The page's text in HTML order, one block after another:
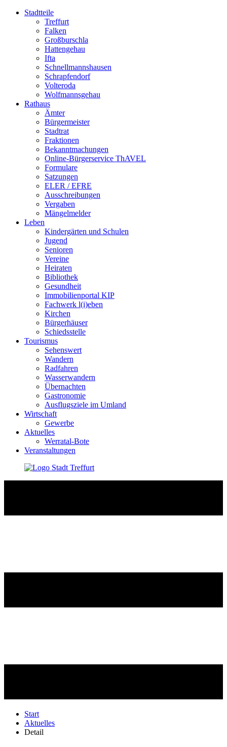
Stadtteile
Treffurt
Falken
Großburschla
Hattengehau
Ifta
Schnellmannshausen
Schrapfendorf
Volteroda
Wolfmannsgehau
Rathaus
Ämter
Bürgermeister
Stadtrat
Fraktionen
Bekanntmachungen
Online-Bürgerservice ThAVEL
Formulare
Satzungen
ELER / EFRE
Ausschreibungen
Vergaben
Mängelmelder
Leben
Kindergärten und Schulen
Jugend
Senioren
Vereine
Heiraten
Bibliothek
Gesundheit
Immobilienportal KIP
Fachwerk l(i)eben
Kirchen
Bürgerhäuser
Schiedsstelle
Tourismus
Sehenswert
Wandern
Radfahren
Wasserwandern
Übernachten
Gastronomie
Ausflugsziele im Umland
Wirtschaft
Gewerbe
Aktuelles
Werratal-Bote
Veranstaltungen
Start
Aktuelles
Detail